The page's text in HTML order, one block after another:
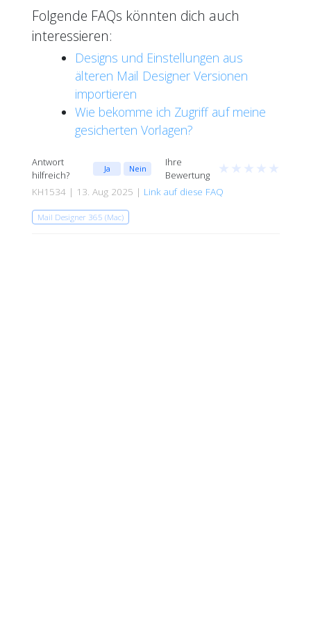
Folgende FAQs könnten dich auch
interessieren:
Designs und Einstellungen aus
älteren Mail Designer Versionen
importieren
Wie bekomme ich Zugriff auf meine
gesicherten Vorlagen?
Antwort
hilfreich?
Ja Nein
Ihre
Bewertung
★ ★ ★ ★ ★
KH1534 | 13. Aug 2025 | Link auf diese FAQ
Mail Designer 365 (Mac)